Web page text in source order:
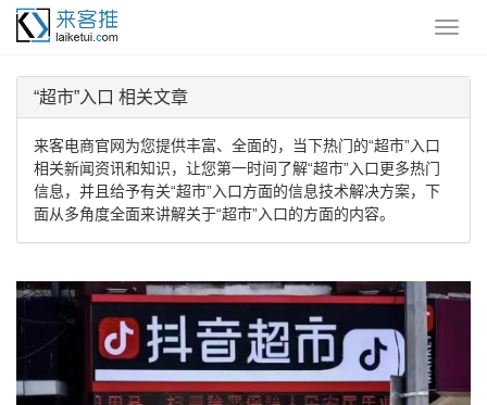
“超市”入口 相关文章
来客电商官网为您提供丰富、全面的，当下热门的“超市”入口
相关新闻资讯和知识，让您第一时间了解“超市”入口更多热门
信息，并且给予有关“超市”入口方面的信息技术解决方案，下
面从多角度全面来讲解关于“超市”入口的方面的内容。